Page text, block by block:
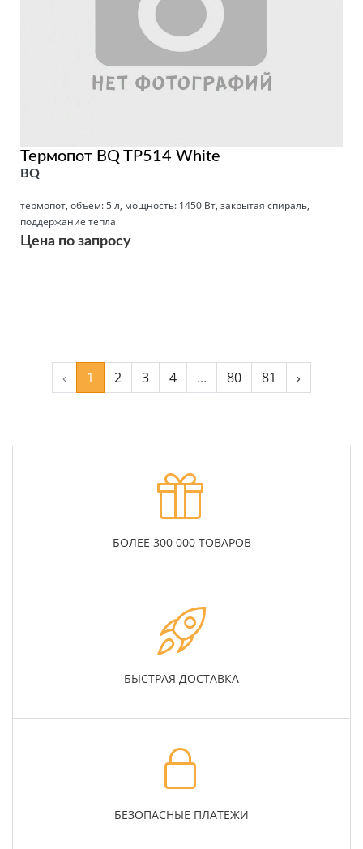
Термопот BQ TP514 White
BQ
термопот, объём: 5 л, мощность: 1450 Вт, закрытая спираль,
поддержание тепла
Цена по запросу
‹ 1 2 3 4 ... 80 81 ›
БОЛЕЕ 300 000 ТОВАРОВ
БЫСТРАЯ ДОСТАВКА
БЕЗОПАСНЫЕ ПЛАТЕЖИ